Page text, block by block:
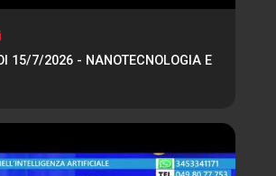
15/7/2026 - NANOTECNOLOGIA E